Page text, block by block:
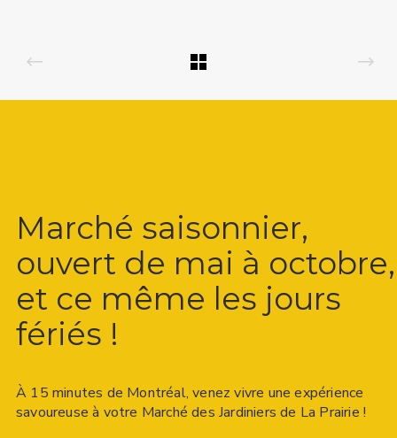
Marché saisonnier,
ouvert de mai à octobre,
et ce même les jours
fériés !
À 15 minutes de Montréal, venez vivre une expérience
savoureuse à votre Marché des Jardiniers de La Prairie !